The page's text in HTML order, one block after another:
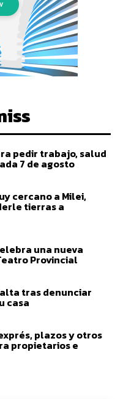
pedir trabajo, salud
7 de agosto
cercano a Milei,
tierras a
una nueva
Provincial
tras denunciar
casa
plazos y otros
propietarios e